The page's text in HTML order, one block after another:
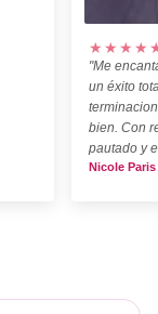
"Me
un éxito
bien. Con
pautado y
Nicole Paris